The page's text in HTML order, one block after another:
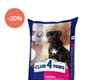
-20%